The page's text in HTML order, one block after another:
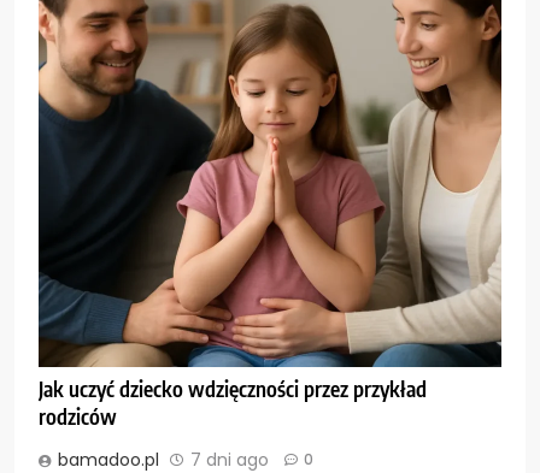
Jak uczyć dziecko wdzięczności przez przykład
rodziców
bamadoo.pl 7 dni ago 0